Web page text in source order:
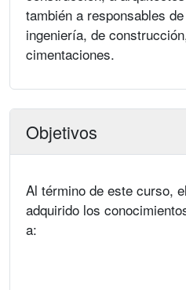
también a responsables
ingeniería, de
cimentaciones.
Objetivos
Al término de este curso,
adquirido los
a: